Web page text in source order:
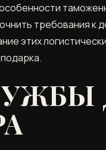
требования
этих